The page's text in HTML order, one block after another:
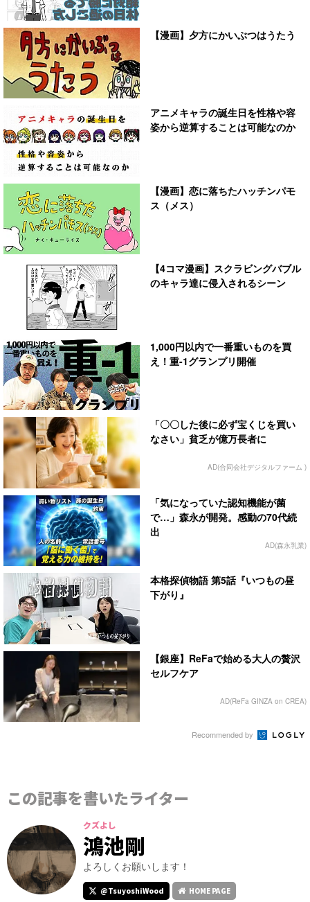
【漫画】夕方にかいぶつはうたう
アニメキャラの誕生日を性格や容
姿から逆算することは可能なのか
【漫画】恋に落ちたハッチンパモ
ス（メス）
【4コマ漫画】スクラビングバブル
のキャラ達に侵入されるシーン
1,000円以内で一番重いものを買
え！重-1グランプリ開催
「〇〇した後に必ず宝くじを買い
なさい」貧乏が億万長者に
AD(合同会社デジタルファーム )
「気になっていた認知機能が菌
で…」森永が開発。感動の70代続
出
AD(森永乳業)
本格探偵物語 第5話『いつもの昼
下がり』
【銀座】ReFaで始める大人の贅沢
セルフケア
AD(ReFa GINZA on CREA)
Recommended by
この記事を書いたライター
クズよし
鴻池剛
よろしくお願いします！
@TsuyoshiWood HOME PAGE